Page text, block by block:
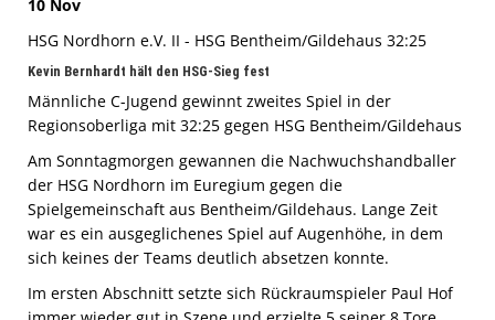
10 Nov
HSG Nordhorn e.V. II - HSG Bentheim/Gildehaus 32:25
Kevin Bernhardt hält den HSG-Sieg fest
Männliche C-Jugend gewinnt zweites Spiel in der
Regionsoberliga mit 32:25 gegen HSG Bentheim/Gildehaus
Am Sonntagmorgen gewannen die Nachwuchshandballer
der HSG Nordhorn im Euregium gegen die
Spielgemeinschaft aus Bentheim/Gildehaus. Lange Zeit
war es ein ausgeglichenes Spiel auf Augenhöhe, in dem
sich keines der Teams deutlich absetzen konnte.
Im ersten Abschnitt setzte sich Rückraumspieler Paul Hof